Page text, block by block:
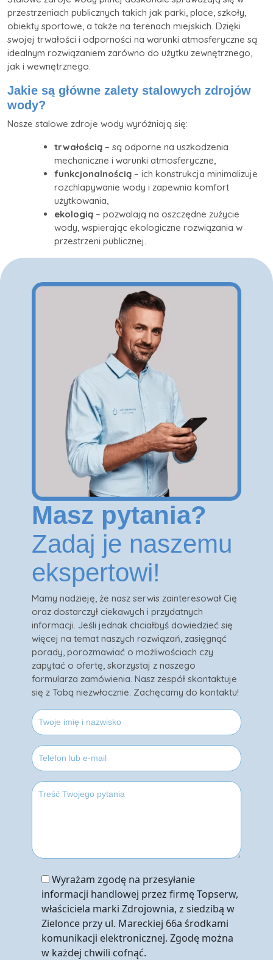
przestrzeniach publicznych takich jak parki, place, szkoły,
obiekty sportowe, a także na terenach miejskich. Dzięki
swojej trwałości i odporności na warunki atmosferyczne są
idealnym rozwiązaniem zarówno do użytku zewnętrznego,
jak i wewnętrznego.
Jakie są główne zalety stalowych zdrojów
wody?
Nasze stalowe zdroje wody wyróżniają się:
trwałością – są odporne na uszkodzenia
mechaniczne i warunki atmosferyczne,
funkcjonalnością – ich konstrukcja minimalizuje
rozchlapywanie wody i zapewnia komfort
użytkowania,
ekologią – pozwalają na oszczędne zużycie
wody, wspierając ekologiczne rozwiązania w
przestrzeni publicznej.
Masz pytania?
Zadaj je naszemu
ekspertowi!
Mamy nadzieję, że nasz serwis zainteresował Cię
oraz dostarczył ciekawych i przydatnych
informacji. Jeśli jednak chciałbyś dowiedzieć się
więcej na temat naszych rozwiązań, zasięgnąć
porady, porozmawiać o możliwościach czy
zapytać o ofertę, skorzystaj z naszego
formularza zamówienia. Nasz zespół skontaktuje
się z Tobą niezwłocznie. Zachęcamy do kontaktu!
Wyrażam zgodę na przesyłanie
informacji handlowej przez firmę Topserw,
właściciela marki Zdrojownia, z siedzibą w
Zielonce przy ul. Mareckiej 66a środkami
komunikacji elektronicznej. Zgodę można
w każdej chwili cofnąć.